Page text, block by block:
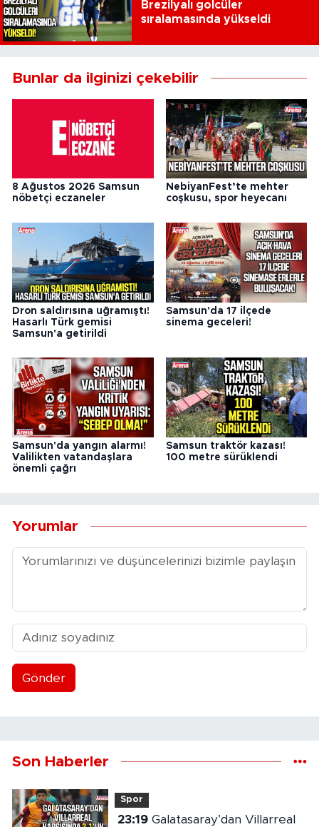
Brezilyalı golcüler
sıralamasında yükseldi
Bunlar da ilginizi çekebilir
8 Ağustos 2026 Samsun
nöbetçi eczaneler
NebiyanFest’te mehter
coşkusu, spor heyecanı
Dron saldırısına uğramıştı!
Hasarlı Türk gemisi
Samsun'a getirildi
Samsun'da 17 ilçede
sinema geceleri!
Samsun'da yangın alarmı!
Valilikten vatandaşlara
önemli çağrı
Samsun traktör kazası!
100 metre sürüklendi
Yorumlar
Gönder
Son Haberler
Spor
23:19Galatasaray’dan Villarreal